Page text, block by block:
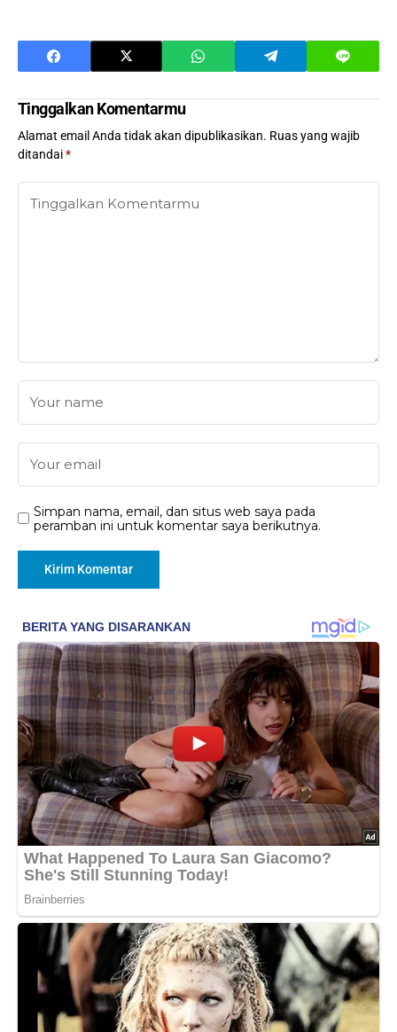
Tinggalkan Komentarmu
Alamat email Anda tidak akan dipublikasikan. Ruas yang wajib
ditandai*
Simpan nama, email, dan situs web saya pada
peramban ini untuk komentar saya berikutnya.